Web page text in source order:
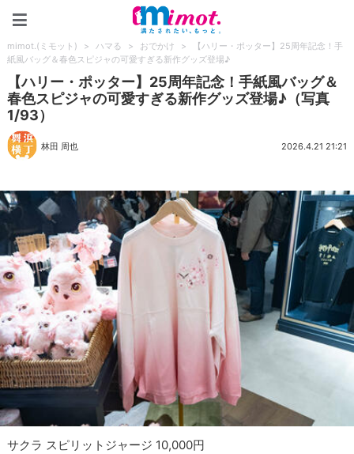
mimot.(ミモット) > ハマる > おでかけ >
【ハリー・ポッター】25周年記念！手
紙風バッグ＆春色スピジャの可愛すぎる新作グッズ登場♪
【ハリー・ポッター】25周年記念！手紙風バッグ＆
春色スピジャの可愛すぎる新作グッズ登場♪（写真
1/93）
林田 周也 2026.4.21 21:21
サクラ スピリットジャージ 10,000円